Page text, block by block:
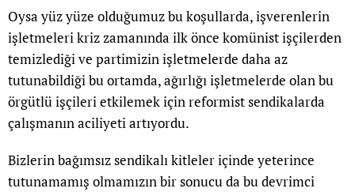
Oysa yüz yüze olduğumuz bu koşullarda, işverenlerin
işletmeleri kriz zamanında ilk önce komünist işçilerden
temizlediği ve partimizin işletmelerde daha az
tutunabildiği bu ortamda, ağırlığı işletmelerde olan bu
örgütlü işçileri etkilemek için reformist sendikalarda
çalışmanın aciliyeti artıyordu.
Bizlerin bağımsız sendikalı kitleler içinde yeterince
tutunamamış olmamızın bir sonucu da bu devrimci